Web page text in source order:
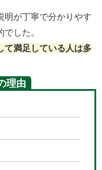
明が丁寧で分かりやす
した。
て満足している人は多
理由